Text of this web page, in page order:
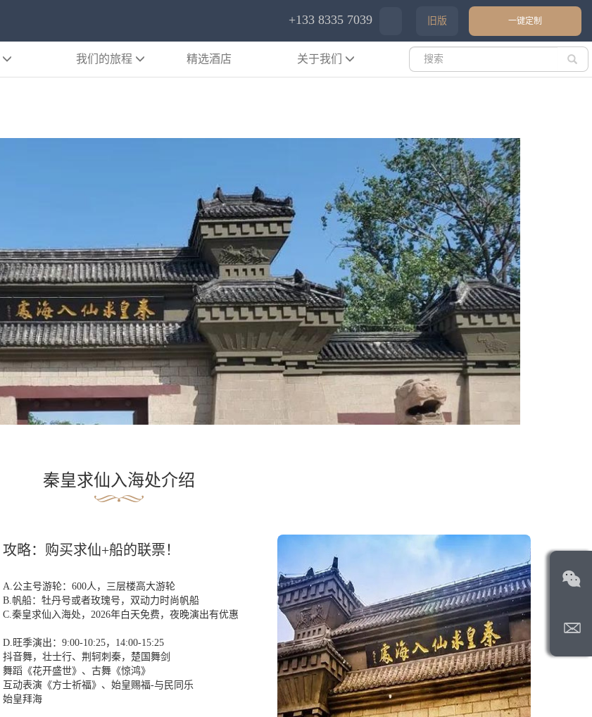
+133 8335 7039 旧版 一键定制
我们的旅程 精选酒店 关于我们
秦皇求仙入海处介绍
攻略：购买求仙+船的联票！
A.公主号游轮：600人，三层楼高大游轮
B.帆船：牡丹号或者玫瑰号，双动力时尚帆船
C.秦皇求仙入海处，2026年白天免费，夜晚演出有优惠
D.旺季演出：9:00-10:25，14:00-15:25
抖音舞，壮士行、荆轲刺秦，楚国舞剑
舞蹈《花开盛世》、古舞《惊鸿》
互动表演《方士祈福》、始皇赐福-与民同乐
始皇拜海